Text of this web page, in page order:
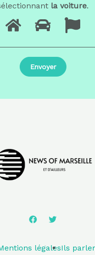
la voiture.
légalesIls